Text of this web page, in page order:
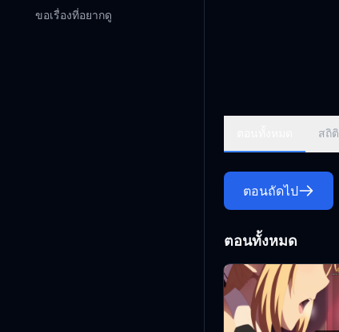
ขอเรื่องที่อยากดู
สถิติ
ตอนถัดไป
ตอนทั้งหมด